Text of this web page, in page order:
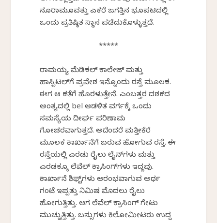
ನೂರಾಮೂವತ್ತು ಎಕರೆ ಜಗತ್ತಿನ ಭೂಪಟದಲ್ಲಿ
ಒಂದು ಪ್ರತಿಷ್ಠಿತ ಸ್ಥಾನ ಪಡೆದುಕೊಳ್ಳುತ್ತದೆ.
*****
ರಾಮಯ್ಯ ಮೆಡಿಕಲ್ ಕಾಲೇಜ್ ಮತ್ತು
ಹಾಸ್ಪಿಟಲ್‌ಗೆ ಪ್ರವೇಶ ಇನ್ನೊಂದು ರಸ್ತೆ ಮೂಲಕ.
ಈಗ ಆ ಕತೆಗೆ ಹೊರಳುತ್ತೇನೆ. ಎಂಬತ್ತರ ದಶಕದ
ಅಂತ್ಯದಲ್ಲಿ bel ಆಡಳಿತ ವರ್ಗಕ್ಕೆ ಒಂದು
ಸಮಸ್ಯೆಯ ದೀರ್ಘ ಪರಿಣಾಮ
ಗೋಚರವಾಗುತ್ತದೆ. ಅದೆಂದರೆ ಮತ್ತೀಕೆರೆ
ಮೂಲಕ ಕಾರ್ಖಾನೆಗೆ ಬರುವ ಹೋಗುವ ರಸ್ತೆ. ಈ
ರಸ್ತೆಯಲ್ಲಿ ಎರಡು ರೈಲು ಲೈನ್‌ಗಳು ಮತ್ತು
ಎರಡಕ್ಕೂ ಲೆವೆಲ್ ಕ್ರಾಸಿಂಗ್‌ಗಳು ಇದ್ದವು.
ಕಾರ್ಖಾನೆ ಶಿಫ್ಟ್‌ಗಳು ಆರಂಭವಾಗುವ ಅರ್ಧ
ಗಂಟೆ ಇಪ್ಪತ್ತು ನಿಮಿಷ ಮೊದಲು ರೈಲು
ಹೋಗುತ್ತಿತ್ತು. ಆಗ ಲೆವೆಲ್ ಕ್ರಾಸಿಂಗ್ ಗೇಟು
ಮುಚ್ಚುತ್ತಿತ್ತು. ಬಸ್ಸುಗಳು ಕಿಲೋಮೀಟರು ಉದ್ದ